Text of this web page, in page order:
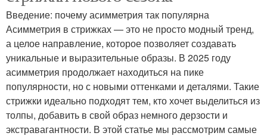
Введение: почему асимметрия так популярна
Асимметрия в стрижках — это не просто модный тренд,
а целое направление, которое позволяет создавать
уникальные и выразительные образы. В 2025 году
асимметрия продолжает находиться на пике
популярности, но с новыми оттенками и деталями. Такие
стрижки идеально подходят тем, кто хочет выделиться из
толпы, добавить в свой образ немного дерзости и
экстравагантности. В этой статье мы рассмотрим самые